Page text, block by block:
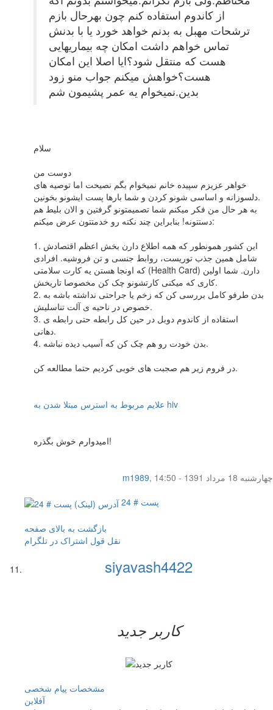
از کاندوم استفاده کنم چون بهرحال بازم
ترشحات مهبل به بدنم خواهد خورد یا با بدنش
تماس خواهم داشت امکان چه بیماریهایی
هست که منتقل شود؟ایا اصلا این امکان
هست؟خواهش میکنم جواب منو زود
بدین.نمیخوام یه عمر پشیمون شم
سلام
دوست من
خواهر عزیزم سپیده خانم نمیخوام بگم نصیحت اما توصیه های
دلسوزانه و اساسی شونو کردن و شما بارها پست ایشونو بخونین.
به هر حال من فکر میکنم شما تصمیمتونو گرفتین و الان بلیط هم
دستتونه! بنابراین چند نکته رو خدمتتون عرض میکنم:
1. این کشور همونطور که همه اطلاع دارن بخش اعظم اقتصادش
شامل همین جذب توریست، روابط جنسی و تن فروشیه. افرادی
که اونجا هستن یه کارت سلامتی (Health Card) دارن. شما اولین
کاری که میکنی کارتشونو چک کن مخصوصا تاریخش.
2. بدن طرفو کامل بررسی کن که زخم یا جراحتی نداشته باشه به
خصوص در ناحیه ی آلت تناسلیش.
3. استفاده از کاندوم دوبل در حین کل رابطه حتی رابطه ی
دهانی.
4. بدن خودت رو هم چک کن که آسیب دیده نباشه.
در فروم زیر هم صجبت های خوبی کردیم حتما مطالعه کن.
علایم مربوط به استرس مبتلا شدن به hiv
امیدوارم خوش بگذره!
m1989,
چهار‌شنبه 18 مرداد 1391 - 14:50
پست # 24
بازگشت به بالای صفحه
نقل قول اشتراک در تلگرام
siyavash4422
کاربر جدید
مشخصات پیام شخصی
آفلاين